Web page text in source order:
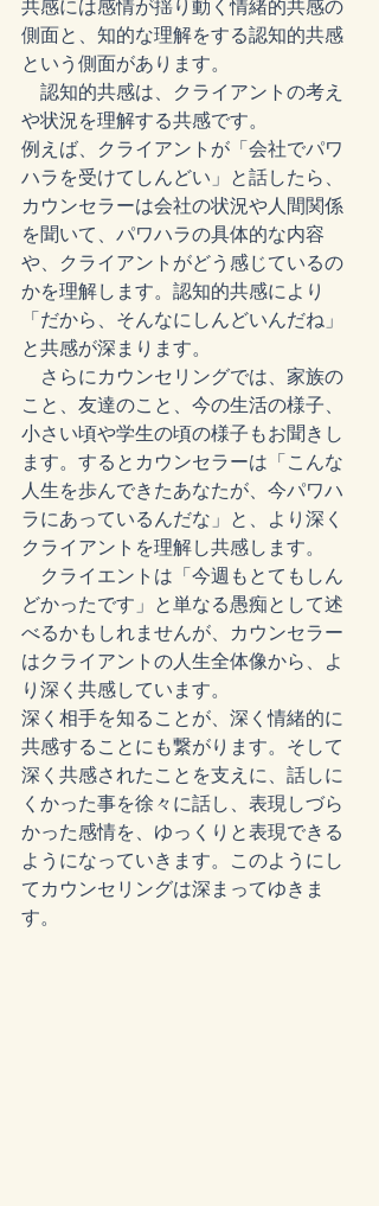
共感には感情が揺り動く情緒的共感の
側面と、知的な理解をする認知的共感
という側面があります。
認知的共感は、クライアントの考え
や状況を理解する共感です。
例えば、クライアントが「会社でパワ
ハラを受けてしんどい」と話したら、
カウンセラーは会社の状況や人間関係
を聞いて、パワハラの具体的な内容
や、クライアントがどう感じているの
かを理解します。認知的共感により
「だから、そんなにしんどいんだね」
と共感が深まります。
さらにカウンセリングでは、家族の
こと、友達のこと、今の生活の様子、
小さい頃や学生の頃の様子もお聞きし
ます。するとカウンセラーは「こんな
人生を歩んできたあなたが、今パワハ
ラにあっているんだな」と、より深く
クライアントを理解し共感します。
クライエントは「今週もとてもしん
どかったです」と単なる愚痴として述
べるかもしれませんが、カウンセラー
はクライアントの人生全体像から、よ
り深く共感しています。
深く相手を知ることが、深く情緒的に
共感することにも繋がります。そして
深く共感されたことを支えに、話しに
くかった事を徐々に話し、表現しづら
かった感情を、ゆっくりと表現できる
ようになっていきます。このようにし
てカウンセリングは深まってゆきま
す。